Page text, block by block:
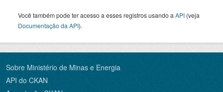
Você também pode ter acesso a esses registros usando a API (veja
Documentação da API).
Sobre Ministério de Minas e Energia
API do CKAN